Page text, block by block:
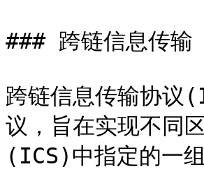
### 跨链信息传输
跨链信息传输协议
议，旨在实现不同
(ICS)中指定的一